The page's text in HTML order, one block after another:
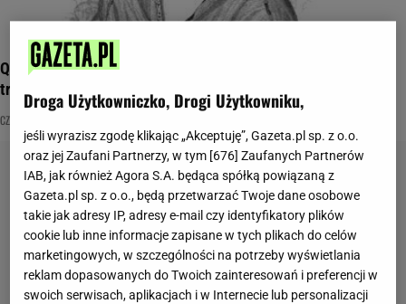
Quiz dla oczytanych. Sprawdź, czy rozpoznasz książki po
trzech hasłach
CZYTANIE
Droga Użytkowniczko, Drogi Użytkowniku,
jeśli wyrazisz zgodę klikając „Akceptuję”, Gazeta.pl sp. z o.o.
oraz jej Zaufani Partnerzy, w tym [ 676 ] Zaufanych Partnerów
IAB, jak również Agora S.A. będąca spółką powiązaną z
Gazeta.pl sp. z o.o., będą przetwarzać Twoje dane osobowe
takie jak adresy IP, adresy e-mail czy identyfikatory plików
cookie lub inne informacje zapisane w tych plikach do celów
marketingowych, w szczególności na potrzeby wyświetlania
reklam dopasowanych do Twoich zainteresowań i preferencji w
swoich serwisach, aplikacjach i w Internecie lub personalizacji